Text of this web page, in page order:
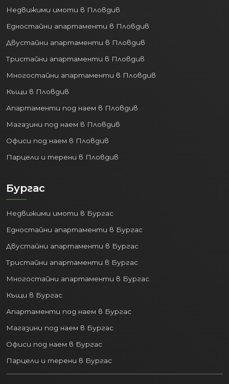
Недвижими имоти в Пловдив
Едностайни апартаменти в Пловдив
Двустайни апартаменти в Пловдив
Тристайни апартаменти в Пловдив
Многостайни апартаменти в Пловдив
Къщи в Пловдив
Апартаменти под наем в Пловдив
Магазини под наем в Пловдив
Офиси под наем в Пловдив
Парцели и терени в Пловдив
Бургас
Недвижими имоти в Бургас
Едностайни апартаменти в Бургас
Двустайни апартаменти в Бургас
Тристайни апартаменти в Бургас
Многостайни апартаменти в Бургас
Къщи в Бургас
Апартаменти под наем в Бургас
Магазини под наем в Бургас
Офиси под наем в Бургас
Парцели и терени в Бургас